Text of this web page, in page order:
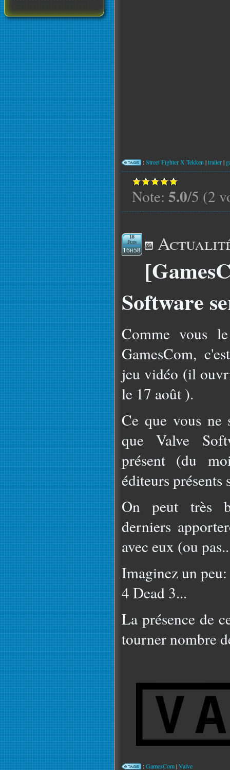
:Street Fighter X Tekken |trailer|
Note: 5.0/5 (2
18
Juin
16h58
Software
Comme vous
GamesCom,
jeu vidéo (il
le 17 août ).
Ce que vous ne
que Valve
présent (du
éditeurs présents
On peut très
derniers
avec eux (ou
Imaginez un
4 Dead 3...
La présence de
tourner nombre
:GamesCom|Valve